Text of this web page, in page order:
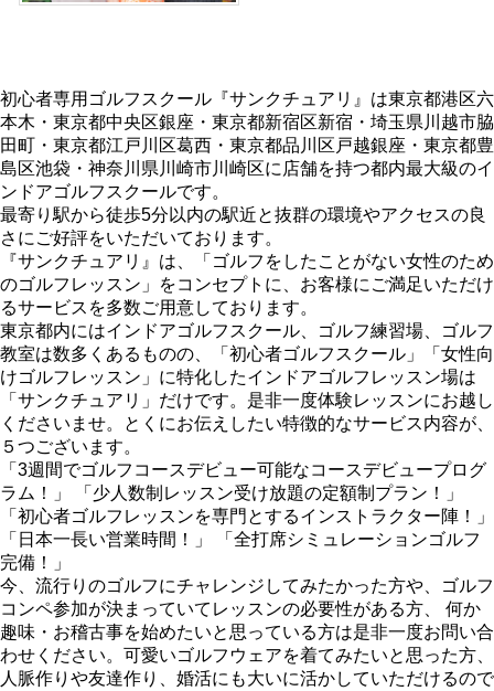
初心者専用ゴルフスクール『サンクチュアリ』は東京都港区六
本木・東京都中央区銀座・東京都新宿区新宿・埼玉県川越市脇
田町・東京都江戸川区葛西・東京都品川区戸越銀座・東京都豊
島区池袋・神奈川県川崎市川崎区に店舗を持つ都内最大級のイ
ンドアゴルフスクールです。
最寄り駅から徒歩5分以内の駅近と抜群の環境やアクセスの良
さにご好評をいただいております。
『サンクチュアリ』は、「ゴルフをしたことがない女性のため
のゴルフレッスン」をコンセプトに、お客様にご満足いただけ
るサービスを多数ご用意しております。
東京都内にはインドアゴルフスクール、ゴルフ練習場、ゴルフ
教室は数多くあるものの、「初心者ゴルフスクール」「女性向
けゴルフレッスン」に特化したインドアゴルフレッスン場は
「サンクチュアリ」だけです。是非一度体験レッスンにお越し
くださいませ。とくにお伝えしたい特徴的なサービス内容が、
５つございます。
「3週間でゴルフコースデビュー可能なコースデビュープログ
ラム！」 「少人数制レッスン受け放題の定額制プラン！」
「初心者ゴルフレッスンを専門とするインストラクター陣！」
「日本一長い営業時間！」 「全打席シミュレーションゴルフ
完備！」
今、流行りのゴルフにチャレンジしてみたかった方や、ゴルフ
コンペ参加が決まっていてレッスンの必要性がある方、 何か
趣味・お稽古事を始めたいと思っている方は是非一度お問い合
わせください。可愛いゴルフウェアを着てみたいと思った方、
人脈作りや友達作り、婚活にも大いに活かしていただけるので